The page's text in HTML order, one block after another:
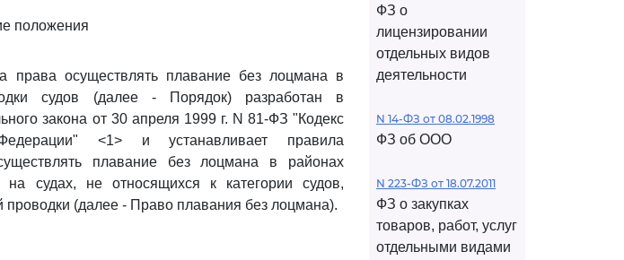
положения
права осуществлять плавание без лоцмана в
судов (далее - Порядок) разработан в
закона от 30 апреля 1999 г. N 81-ФЗ "Кодекс
<1> и устанавливает правила
плавание без лоцмана в районах
на судах, не относящихся к категории судов,
(далее - Право плавания без лоцмана).
ФЗ о
лицензировании
отдельных видов
деятельности
N 14-ФЗ от 08.02.1998
ФЗ об ООО
N 223-ФЗ от 18.07.2011
ФЗ о закупках
товаров, работ, услуг
отдельными видами